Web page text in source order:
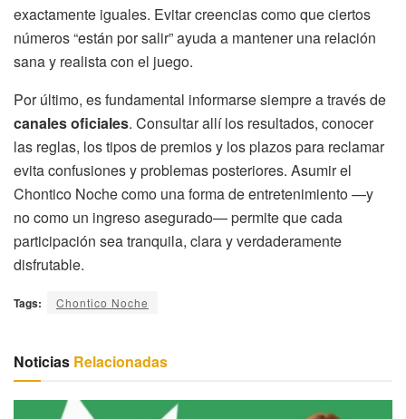
exactamente iguales. Evitar creencias como que ciertos
números “están por salir” ayuda a mantener una relación
sana y realista con el juego.
Por último, es fundamental informarse siempre a través de
canales oficiales. Consultar allí los resultados, conocer
las reglas, los tipos de premios y los plazos para reclamar
evita confusiones y problemas posteriores. Asumir el
Chontico Noche como una forma de entretenimiento —y
no como un ingreso asegurado— permite que cada
participación sea tranquila, clara y verdaderamente
disfrutable.
Tags: Chontico Noche
Noticias Relacionadas